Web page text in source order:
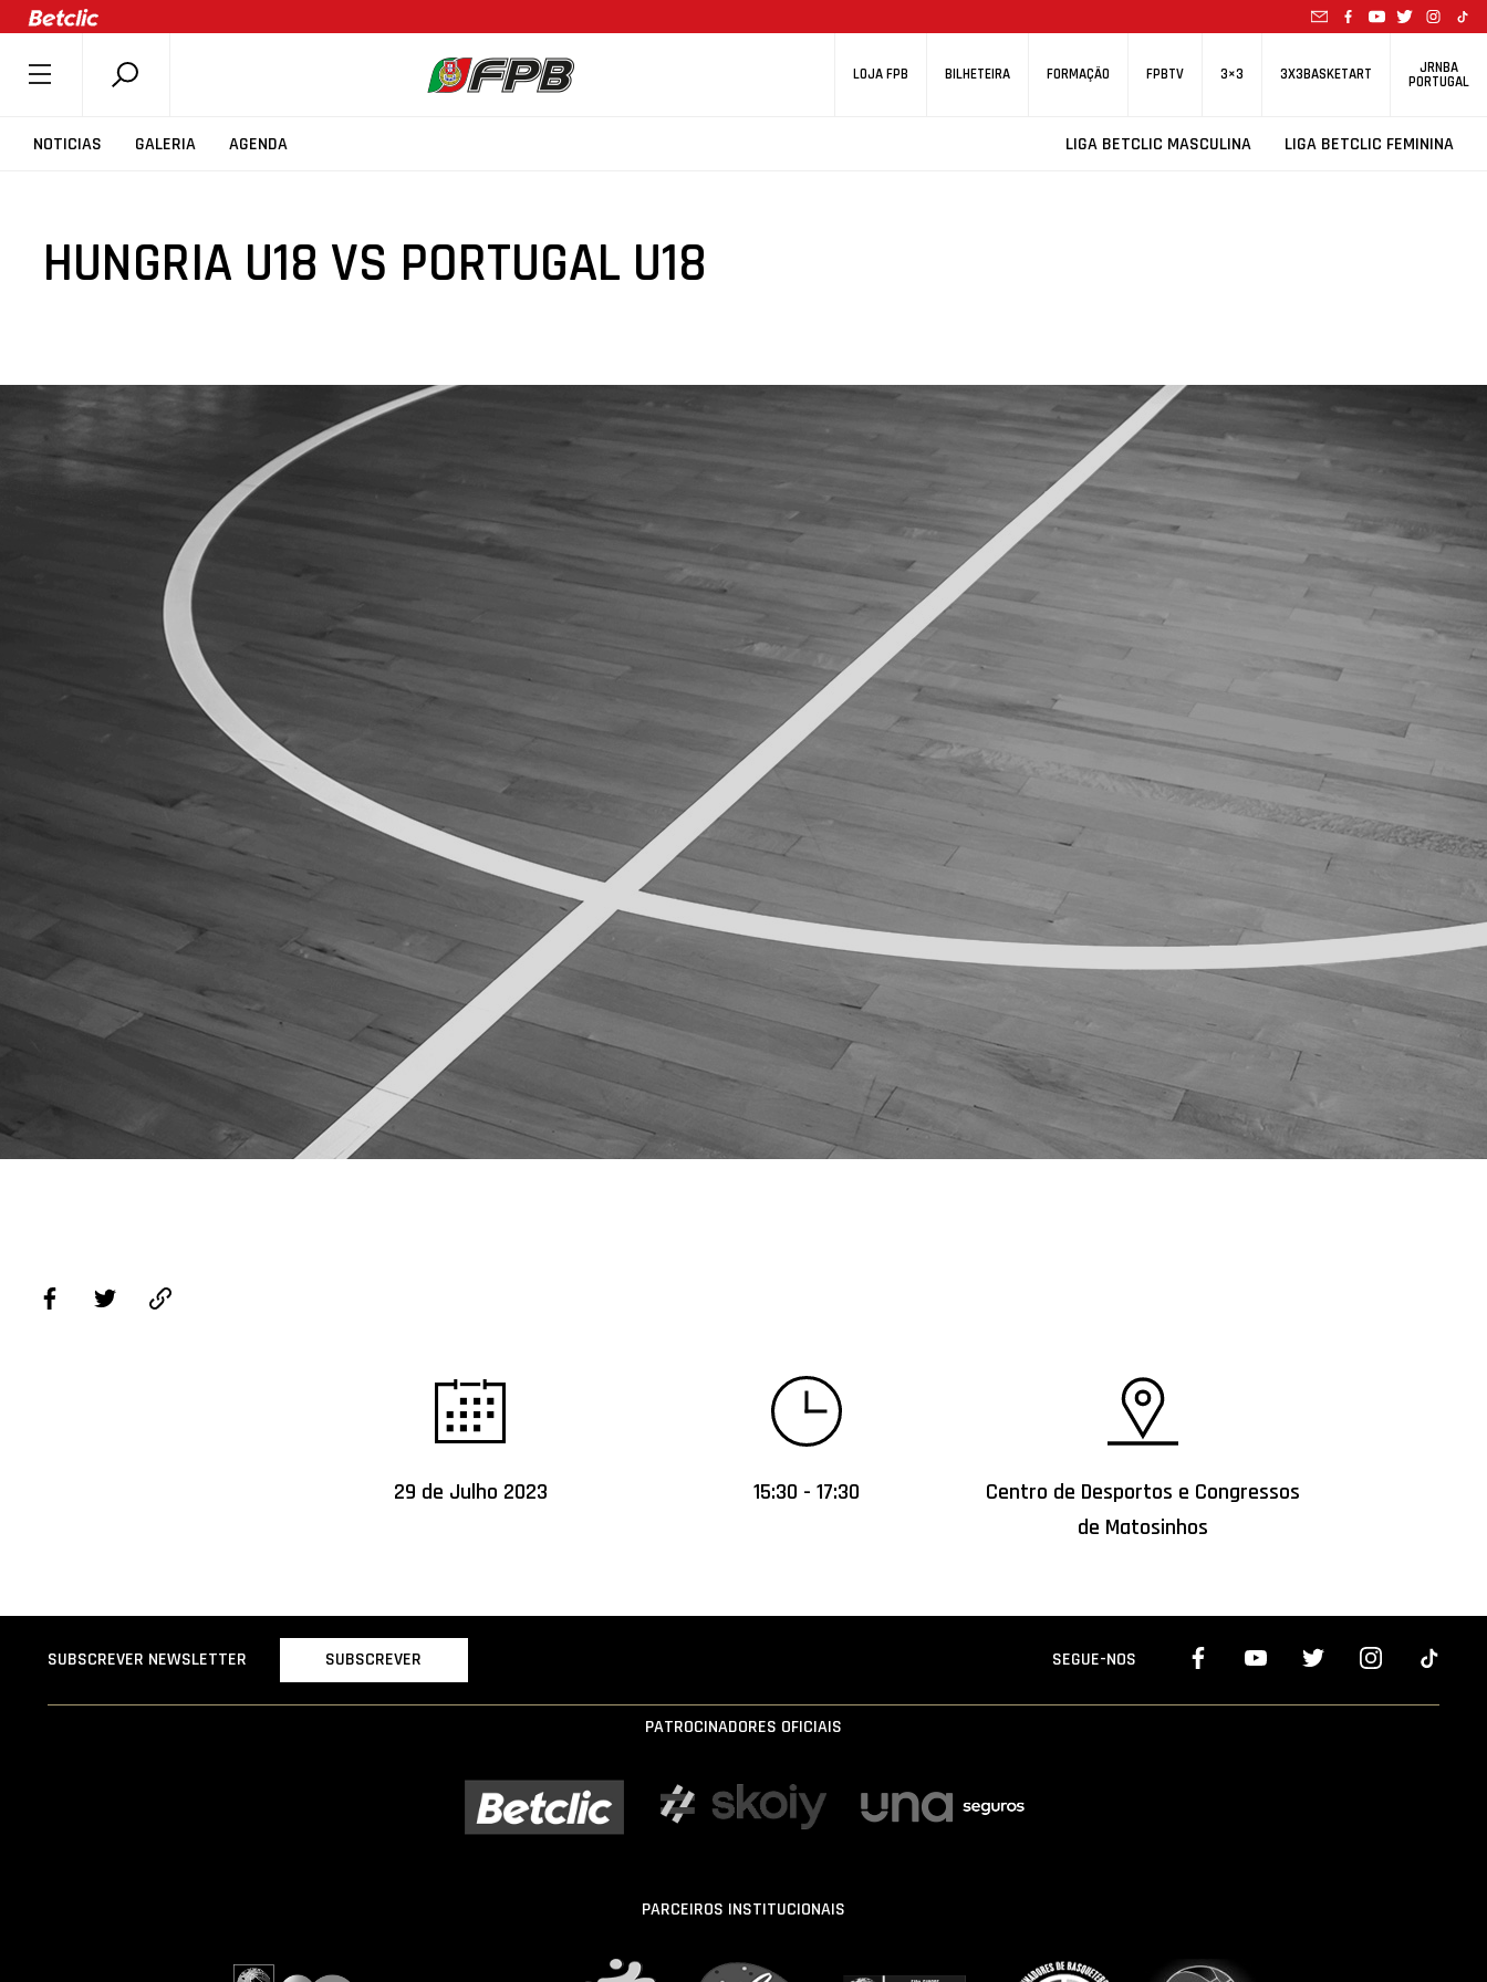
LOJA FPB BILHETEIRA FORMAÇÃO FPBTV 3×3 3X3BASKETART JRNBA
PORTUGAL
NOTICIAS GALERIA AGENDA LIGA BETCLIC MASCULINA LIGA BETCLIC FEMININA
SOBRE A FPB
COMPETIÇÕES
ASSOCIAÇÕES
AGENDA
MINIBASQUETE
ÁREA TÉCNICA
PROJETOS
HUNGRIA U18 VS PORTUGAL U18
29 de Julho 2023 15:30 - 17:30
Centro de Desportos e Congressos
de Matosinhos
SUBSCREVER NEWSLETTER SUBSCREVER SEGUE-NOS
PATROCINADORES OFICIAIS
PARCEIROS INSTITUCIONAIS